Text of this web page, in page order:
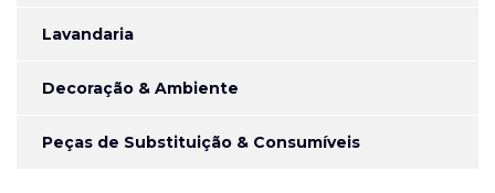
Lavandaria
Decoração & Ambiente
Peças de Substituição & Consumíveis